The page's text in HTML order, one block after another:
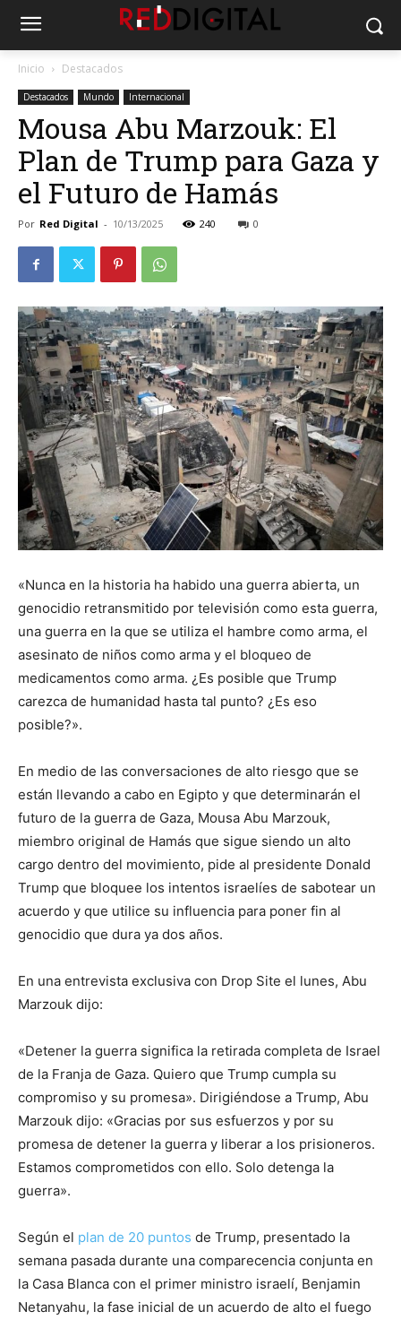
Inicio Destacados
Destacados Mundo Internacional
Mousa Abu Marzouk: El
Plan de Trump para Gaza y
el Futuro de Hamás
Por Red Digital - 10/13/2025 240 0
«Nunca en la historia ha habido una guerra abierta, un
genocidio retransmitido por televisión como esta guerra,
una guerra en la que se utiliza el hambre como arma, el
asesinato de niños como arma y el bloqueo de
medicamentos como arma. ¿Es posible que Trump
carezca de humanidad hasta tal punto? ¿Es eso
posible?».
En medio de las conversaciones de alto riesgo que se
están llevando a cabo en Egipto y que determinarán el
futuro de la guerra de Gaza, Mousa Abu Marzouk,
miembro original de Hamás que sigue siendo un alto
cargo dentro del movimiento, pide al presidente Donald
Trump que bloquee los intentos israelíes de sabotear un
acuerdo y que utilice su influencia para poner fin al
genocidio que dura ya dos años.
En una entrevista exclusiva con Drop Site el lunes, Abu
Marzouk dijo:
«Detener la guerra significa la retirada completa de Israel
de la Franja de Gaza. Quiero que Trump cumpla su
compromiso y su promesa». Dirigiéndose a Trump, Abu
Marzouk dijo: «Gracias por sus esfuerzos y por su
promesa de detener la guerra y liberar a los prisioneros.
Estamos comprometidos con ello. Solo detenga la
guerra».
Según el plan de 20 puntos de Trump, presentado la
semana pasada durante una comparecencia conjunta en
la Casa Blanca con el primer ministro israelí, Benjamin
Netanyahu, la fase inicial de un acuerdo de alto el fuego